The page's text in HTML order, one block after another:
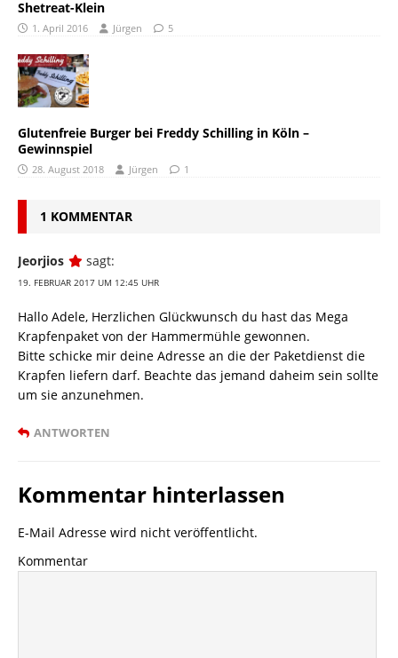
Shetreat-Klein
1. April 2016 Jürgen 5
Glutenfreie Burger bei Freddy Schilling in Köln –
Gewinnspiel
28. August 2018 Jürgen 1
1 KOMMENTAR
Jeorjios sagt:
19. FEBRUAR 2017 UM 12:45 UHR
Hallo Adele, Herzlichen Glückwunsch du hast das Mega
Krapfenpaket von der Hammermühle gewonnen.
Bitte schicke mir deine Adresse an die der Paketdienst die
Krapfen liefern darf. Beachte das jemand daheim sein sollte
um sie anzunehmen.
ANTWORTEN
Kommentar hinterlassen
E-Mail Adresse wird nicht veröffentlicht.
Kommentar